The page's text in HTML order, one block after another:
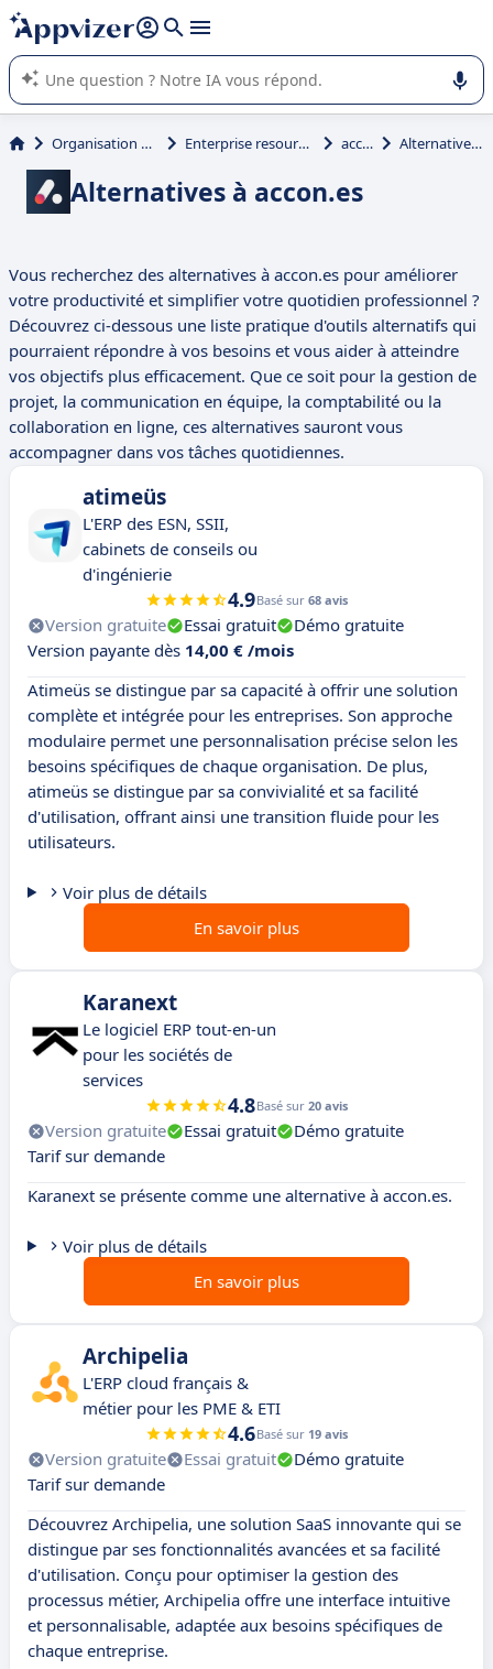
répondre (plusieurs lignes avec
L'IA de Appvizer vous guide dans l'utilisation ou la sélection de
logiciel SaaS en entreprise.
Organisation et planification Enterprise resource planning (ERP) accon.es Alternatives à accon.es
Alternatives à accon.es
Vous recherchez des alternatives à accon.es pour améliorer
votre productivité et simplifier votre quotidien professionnel ?
Découvrez ci-dessous une liste pratique d'outils alternatifs qui
pourraient répondre à vos besoins et vous aider à atteindre
vos objectifs plus efficacement. Que ce soit pour la gestion de
projet, la communication en équipe, la comptabilité ou la
collaboration en ligne, ces alternatives sauront vous
accompagner dans vos tâches quotidiennes.
atimeüs
L'ERP des ESN, SSII,
cabinets de conseils ou
d'ingénierie
4.9Basé sur 68 avis
Version gratuite Essai gratuit
Démo gratuite
Version payante dès 14,00 € /mois
Atimeüs se distingue par sa capacité à offrir une solution
complète et intégrée pour les entreprises. Son approche
modulaire permet une personnalisation précise selon les
besoins spécifiques de chaque organisation. De plus,
atimeüs se distingue par sa convivialité et sa facilité
d'utilisation, offrant ainsi une transition fluide pour les
utilisateurs.
Voir plus de détails
En savoir plus
Karanext
Le logiciel ERP tout-en-un
pour les sociétés de
services
4.8Basé sur 20 avis
Version gratuite Essai gratuit
Démo gratuite
Tarif sur demande
Karanext se présente comme une alternative à accon.es.
Voir plus de détails
En savoir plus
Archipelia
L'ERP cloud français &
métier pour les PME & ETI
4.6Basé sur 19 avis
Version gratuite Essai gratuit
Démo gratuite
Tarif sur demande
Découvrez Archipelia, une solution SaaS innovante qui se
distingue par ses fonctionnalités avancées et sa facilité
d'utilisation. Conçu pour optimiser la gestion des
processus métier, Archipelia offre une interface intuitive
et personnalisable, adaptée aux besoins spécifiques de
chaque entreprise.